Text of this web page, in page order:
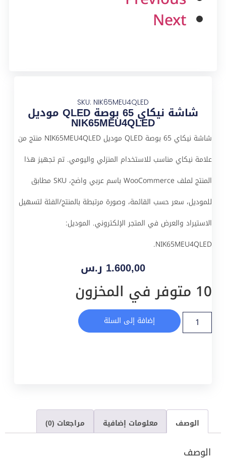
Next
SKU: NIK65MEU4QLED
شاشة نيكاي 65 بوصة QLED موديل
NIK65MEU4QLED
شاشة نيكاي 65 بوصة QLED موديل NIK65MEU4QLED منتج من
علامة نيكاي مناسب للاستخدام المنزلي واليومي. تم تجهيز هذا
المنتج لملف WooCommerce باسم عربي واضح، SKU مطابق
للموديل، سعر حسب القائمة، وصورة مرتبطة بالمنتج/الفئة لتسهيل
الاستيراد والعرض في المتجر الإلكتروني. الموديل:
NIK65MEU4QLED.
1.600,00 ر.س
10 متوفر في المخزون
إضافة إلى السلة
الوصف معلومات إضافية مراجعات (0)
الوصف